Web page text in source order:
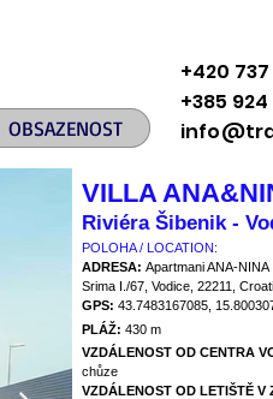
OBSAZENOST
+420 737
+385
VILLA
Riviéra Šibenik -
POLOHA / LOCATION:
ADRESA: Apartmani ANA-NINA
Srima I./67, Vodice, 22211,
GPS: 43.7483167085,
PLÁŽ: 430 m
VZDÁLENOST OD CENTRA
chůze
VZDÁLENOST OD LETIŠTĚ V